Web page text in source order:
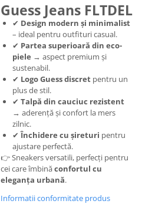
Guess Jeans FLTDEL
✔ Design modern și minimalist
– ideal pentru outfituri casual.
✔ Partea superioară din eco-
piele → aspect premium și
sustenabil.
✔ Logo Guess discret pentru un
plus de stil.
✔ Talpă din cauciuc rezistent
→ aderență și confort la mers
zilnic.
✔Închidere cu șireturi pentru
ajustare perfectă.
👉 Sneakers versatili, perfecți pentru
cei care îmbinăconfortul cu
eleganța urbană.
Informatii conformitate produs